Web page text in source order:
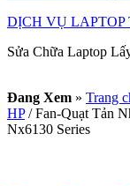
DỊCH VỤ LAPTOP
Sửa Chữa Laptop
Đang Xem » Trang
HP /Fan-Quạt Tản
Nx6130 Series